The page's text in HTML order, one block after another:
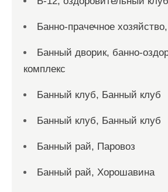
Банно-прачечное
Банный дворик, банно-
комплекс
Банный клуб, Банный клуб
Банный клуб, Банный клуб
Банный рай, Паровоз
Банный рай, Хорошавина